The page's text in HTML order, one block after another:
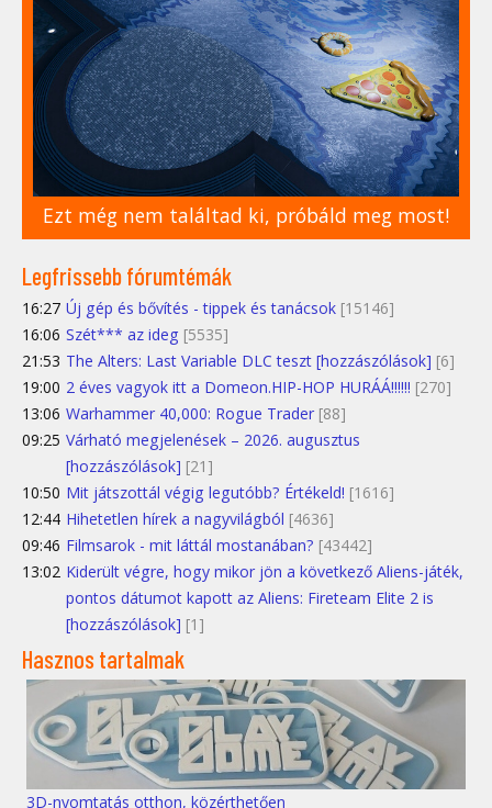
Ezt még nem találtad ki, próbáld meg most!
Legfrissebb fórumtémák
16:27 Új gép és bővítés - tippek és tanácsok [15146]
16:06 Szét*** az ideg [5535]
21:53 The Alters: Last Variable DLC teszt [hozzászólások] [6]
19:00 2 éves vagyok itt a Domeon.HIP-HOP HURÁÁ!!!!!! [270]
13:06 Warhammer 40,000: Rogue Trader [88]
09:25 Várható megjelenések – 2026. augusztus
[hozzászólások] [21]
10:50 Mit játszottál végig legutóbb? Értékeld! [1616]
12:44 Hihetetlen hírek a nagyvilágból [4636]
09:46 Filmsarok - mit láttál mostanában? [43442]
13:02 Kiderült végre, hogy mikor jön a következő Aliens-játék,
pontos dátumot kapott az Aliens: Fireteam Elite 2 is
[hozzászólások] [1]
Hasznos tartalmak
3D-nyomtatás otthon, közérthetően